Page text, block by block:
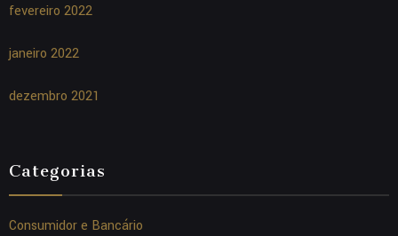
fevereiro 2022
janeiro 2022
dezembro 2021
Categorias
Consumidor e Bancário